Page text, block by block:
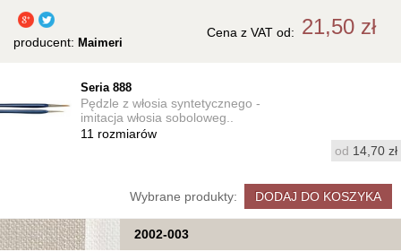
producent: Maimeri
21,50 zł
Cena z VAT od:
Seria 888
Pędzle z włosia syntetycznego -
imitacja włosia soboloweg..
11 rozmiarów
od 14,70 zł
Wybrane produkty:
2002-003